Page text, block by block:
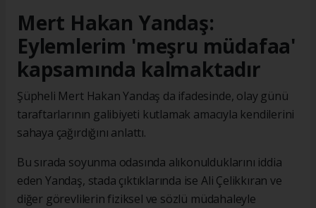
Mert Hakan Yandaş:
Eylemlerim 'meşru müdafaa'
kapsamında kalmaktadır
Şüpheli Mert Hakan Yandaş da ifadesinde, olay günü
taraftarlarının galibiyeti kutlamak amacıyla kendilerini
sahaya çağırdığını anlattı.
Bu sırada soyunma odasında alıkonulduklarını iddia
eden Yandaş, stada çıktıklarında ise Ali Çelikkıran ve
diğer görevlilerin fiziksel ve sözlü müdahaleyle